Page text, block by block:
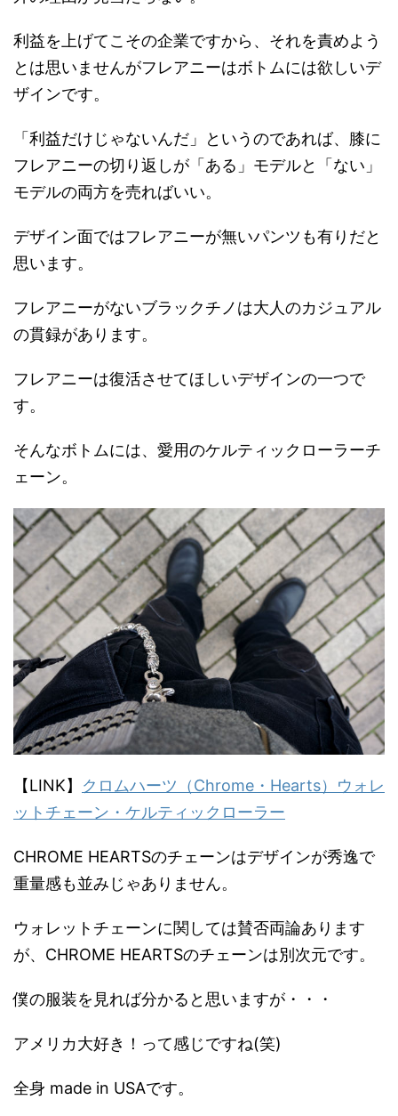
利益を上げてこその企業ですから、それを責めよう
とは思いませんがフレアニーはボトムには欲しいデ
ザインです。
「利益だけじゃないんだ」というのであれば、膝に
フレアニーの切り返しが「ある」モデルと「ない」
モデルの両方を売ればいい。
デザイン面ではフレアニーが無いパンツも有りだと
思います。
フレアニーがないブラックチノは大人のカジュアル
の貫録があります。
フレアニーは復活させてほしいデザインの一つで
す。
そんなボトムには、愛用のケルティックローラーチ
ェーン。
【LINK】 クロムハーツ（Chrome・Hearts）ウォレ
ットチェーン・ケルティックローラー
CHROME HEARTSのチェーンはデザインが秀逸で
重量感も並みじゃありません。
ウォレットチェーンに関しては賛否両論あります
が、CHROME HEARTSのチェーンは別次元です。
僕の服装を見れば分かると思いますが・・・
アメリカ大好き！って感じですね(笑)
全身 made in USAです。